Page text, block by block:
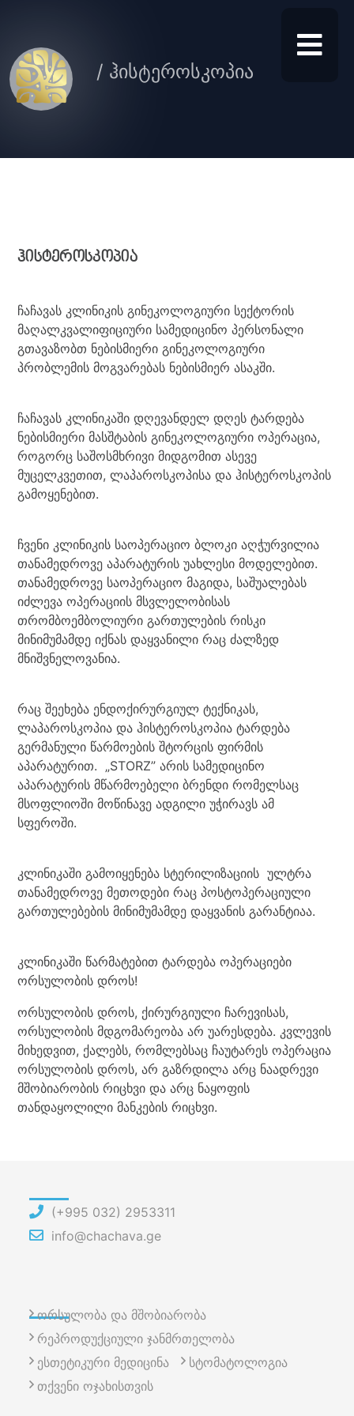
/ ჰისტეროსკოპია
ჰისტეროსკოპია
ჩაჩავას კლინიკის გინეკოლოგიური სექტორის
მაღალკვალიფიციური სამედიცინო პერსონალი
გთავაზობთ ნებისმიერი გინეკოლოგიური
პრობლემის მოგვარებას ნებისმიერ ასაკში.
ჩაჩავას კლინიკაში დღევანდელ დღეს ტარდება
ნებისმიერი მასშტაბის გინეკოლოგიური ოპერაცია,
როგორც საშოსმხრივი მიდგომით ასევე
მუცელკვეთით, ლაპაროსკოპისა და ჰისტეროსკოპის
გამოყენებით.
ჩვენი კლინიკის საოპერაციო ბლოკი აღჭურვილია
თანამედროვე აპარატურის უახლესი მოდელებით.
თანამედროვე საოპერაციო მაგიდა, საშუალებას
იძლევა ოპერაციის მსვლელობისას
თრომბოემბოლიური გართულების რისკი
მინიმუმამდე იქნას დაყვანილი რაც ძალზედ
მნიშვნელოვანია.
რაც შეეხება ენდოქირურგიულ ტექნიკას,
ლაპაროსკოპია და ჰისტეროსკოპია ტარდება
გერმანული წარმოების შტორცის ფირმის
აპარატურით. „STORZ” არის სამედიცინო
აპარატურის მწარმოებელი ბრენდი რომელსაც
მსოფლიოში მოწინავე ადგილი უჭირავს ამ
სფეროში.
კლინიკაში გამოიყენება სტერილიზაციის ულტრა
თანამედროვე მეთოდები რაც პოსტოპერაციული
გართულებების მინიმუმამდე დაყვანის გარანტიაა.
კლინიკაში წარმატებით ტარდება ოპერაციები
ორსულობის დროს!
ორსულობის დროს, ქირურგიული ჩარევისას,
ორსულობის მდგომარეობა არ უარესდება. კვლევის
მიხედვით, ქალებს, რომლებსაც ჩაუტარეს ოპერაცია
ორსულობის დროს, არ გაზრდილა არც ნაადრევი
მშობიარობის რიცხვი და არც ნაყოფის
თანდაყოლილი მანკების რიცხვი.
(+995 032) 2953311
info@chachava.ge
ორსულობა და მშობიარობა
რეპროდუქციული ჯანმრთელობა
ესთეტიკური მედიცინა
სტომატოლოგია
თქვენი ოჯახისთვის